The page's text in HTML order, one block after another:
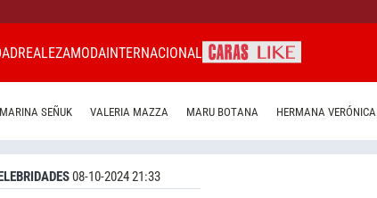
REALEZAMODAINTERNACIONAL
MARINA SEÑUK VALERIA MAZZA MARU BOTANA HERMANA VERÓNICA
08-10-2024 21:33